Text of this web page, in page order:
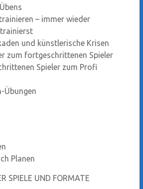
– immer wieder
und künstlerische Krisen
zum fortgeschrittenen Spieler
Spieler zum Profi
Übungen
Planen
SPIELE UND FORMATE